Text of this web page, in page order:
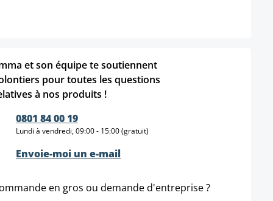
et son équipe te soutiennent
pour toutes les questions
à nos produits !
0801 84 00 19
Lundi à vendredi, 09:00 - 15:00 (gratuit)
Envoie-moi un e-mail
en gros ou demande d'entreprise ?